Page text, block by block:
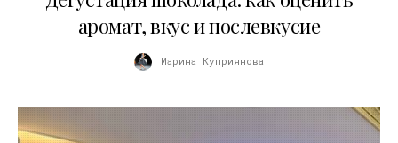
аромат, вкус и послевкусие
Марина Куприянова